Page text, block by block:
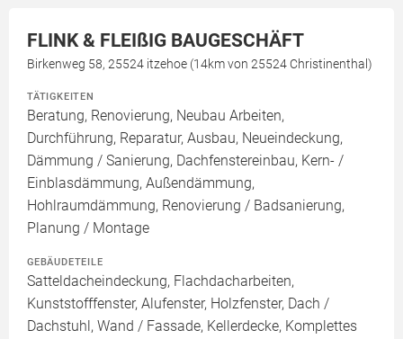
FLINK & FLEIßIG BAUGESCHÄFT
Birkenweg 58, 25524 itzehoe (14km von 25524 Christinenthal)
TÄTIGKEITEN
Beratung, Renovierung, Neubau Arbeiten,
Durchführung, Reparatur, Ausbau, Neueindeckung,
Dämmung / Sanierung, Dachfenstereinbau, Kern- /
Einblasdämmung, Außendämmung,
Hohlraumdämmung, Renovierung / Badsanierung,
Planung / Montage
GEBÄUDETEILE
Satteldacheindeckung, Flachdacharbeiten,
Kunststofffenster, Alufenster, Holzfenster, Dach /
Dachstuhl, Wand / Fassade, Kellerdecke, Komplettes